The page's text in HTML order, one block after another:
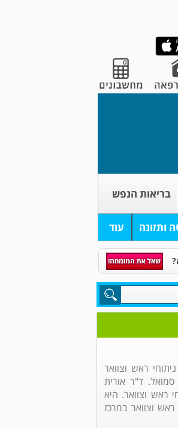
בריאות הנפש
ותזונה עוד
ראש וצוואר
ד"ר אורית
ראש וצוואר. היא
וצוואר במרכז